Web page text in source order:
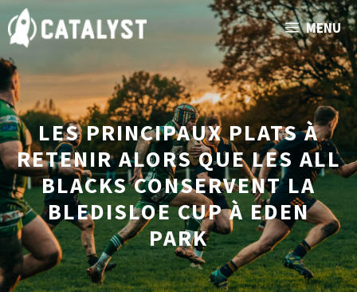
Aller
au
contenu
MENU
LES PRINCIPAUX PLATS À
RETENIR ALORS QUE LES ALL
BLACKS CONSERVENT LA
BLEDISLOE CUP À EDEN
PARK